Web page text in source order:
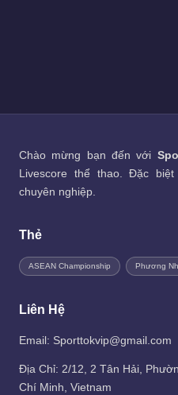
Chào mừng bạn đến với
Livescore thể thao. Đặc
chuyên nghiệp.
Thẻ
ASEAN Championship Phương
Liên Hệ
Email: Sporttokvip@gmail.com
Địa Chỉ: 2/12, 2 Tân Hải,
Chí Minh, Vietnam